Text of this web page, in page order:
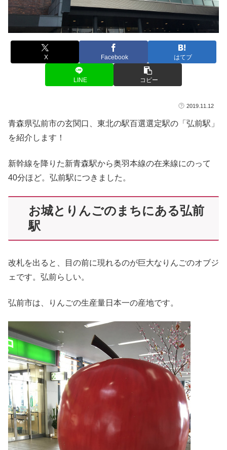
X Facebook はてブ
LINE コピー
2019.11.12
青森県弘前市の玄関口、東北の駅百選選定駅の「弘前駅」
を紹介します！
新幹線を降りた新青森駅から奥羽本線の在来線にのって
40分ほど。弘前駅につきました。
お城とりんごのまちにある弘前
駅
改札を出ると、目の前に現れるのが巨大なりんごのオブジ
ェです。弘前らしい。
弘前市は、りんごの生産量日本一の産地です。